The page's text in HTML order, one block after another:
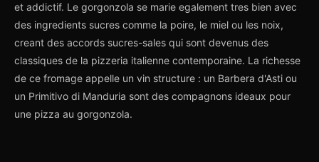
et addictif. Le gorgonzola se marie egalement tres bien avec
des ingredients sucres comme la poire, le miel ou les noix,
creant des accords sucres-sales qui sont devenus des
classiques de la pizzeria italienne contemporaine. La richesse
de ce fromage appelle un vin structure : un Barbera d'Asti ou
un Primitivo di Manduria sont des compagnons ideaux pour
une pizza au gorgonzola.